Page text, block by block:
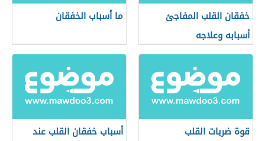
خفقان القلب المفاجئ
أسبابه وعلاجه
ما أسباب الخفقان
قوة ضربات القلب
أسباب خفقان القلب عند